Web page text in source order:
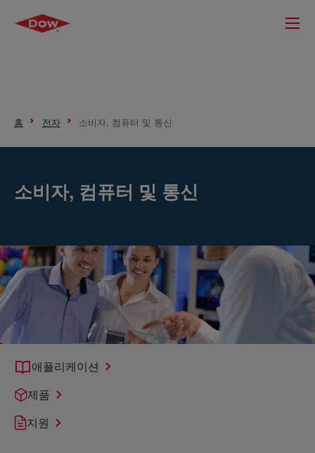
홈 전자 소비자, 컴퓨터 및 통신
소비자, 컴퓨터 및 통신
애플리케이션
제품
지원